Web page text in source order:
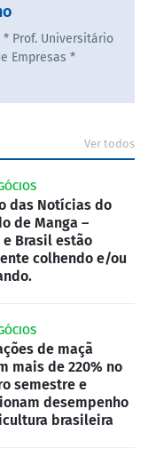
Prof. Universitário
Empresas *
Ver todos
das Notícias do
de Manga –
e Brasil estão
colhendo e/ou
de maçã
mais de 220% no
semestre e
desempenho
brasileira